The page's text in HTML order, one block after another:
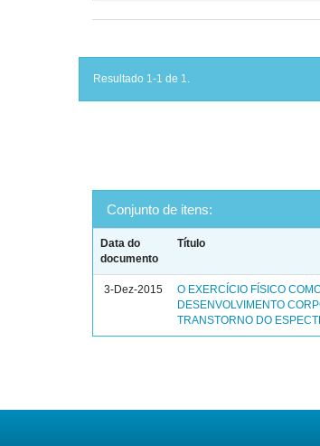
Resultado 1-1 de 1.
Conjunto de itens:
Data do
documento
Título
3-Dez-2015
O EXERCÍCIO FÍSICO
DESENVOLVIMENTO
TRANSTORNO DO